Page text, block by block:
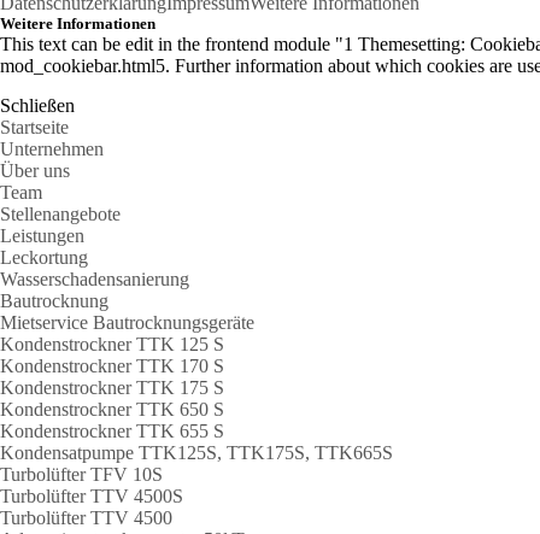
Weitere Informationen
This text can be edit in the frontend module "1 Themesetting:
mod_cookiebar.html5. Further information about which cookies are
Schließen
Startseite
Unternehmen
Über uns
Team
Stellenangebote
Leistungen
Leckortung
Wasserschadensanierung
Bautrocknung
Mietservice Bautrocknungsgeräte
Kondenstrockner TTK 125 S
Kondenstrockner TTK 170 S
Kondenstrockner TTK 175 S
Kondenstrockner TTK 650 S
Kondenstrockner TTK 655 S
Kondensatpumpe TTK125S, TTK175S, TTK665S
Turbolüfter TFV 10S
Turbolüfter TTV 4500S
Turbolüfter TTV 4500